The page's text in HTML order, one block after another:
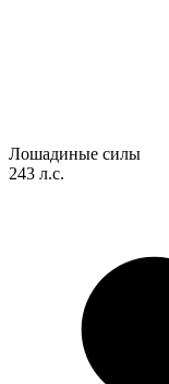
Лошадиные силы
243 л.с.